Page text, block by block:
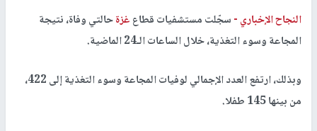
النجاح الإخباري -سجّلت مستشفيات قطاعغزةحالتي وفاة، نتيجة
المجاعة وسوء التغذية، خلال الساعات الـ24 الماضية.
وبذلك، ارتفع العدد الإجمالي لوفيات المجاعة وسوء التغذية إلى 422،
من بينها 145 طفلا.